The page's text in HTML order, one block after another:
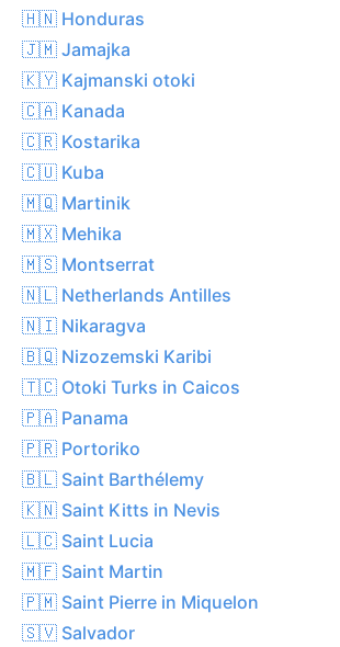
🇭🇳 Honduras
🇯🇲 Jamajka
🇰🇾 Kajmanski otoki
🇨🇦 Kanada
🇨🇷 Kostarika
🇨🇺 Kuba
🇲🇶 Martinik
🇲🇽 Mehika
🇲🇸 Montserrat
🇳🇱 Netherlands Antilles
🇳🇮 Nikaragva
🇧🇶 Nizozemski Karibi
🇹🇨 Otoki Turks in Caicos
🇵🇦 Panama
🇵🇷 Portoriko
🇧🇱 Saint Barthélemy
🇰🇳 Saint Kitts in Nevis
🇱🇨 Saint Lucia
🇲🇫 Saint Martin
🇵🇲 Saint Pierre in Miquelon
🇸🇻 Salvador